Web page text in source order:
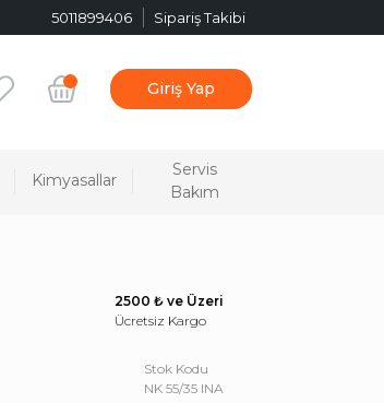
5011899406 Sipariş Takibi
Giriş Yap
Kimyasallar
Servis
Bakım
2500 ₺ ve Üzeri
Ücretsiz Kargo
Stok Kodu
NK 55/35 INA